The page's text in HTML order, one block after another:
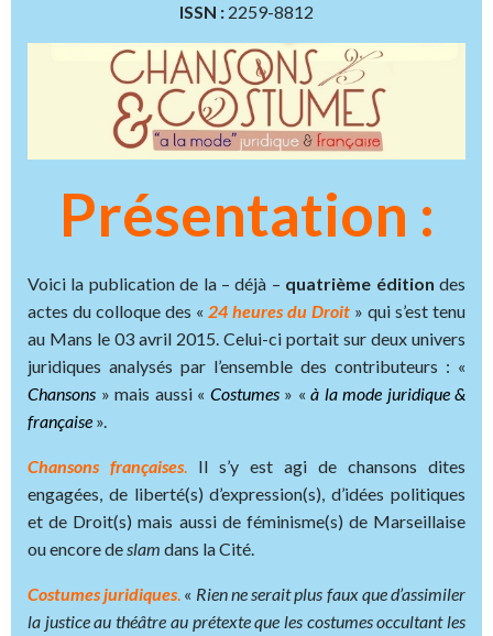
ISSN : 2259-8812
Présentation :
Voici la publication de la – déjà – quatrième édition des
actes du colloque des « 24 heures du Droit » qui s’est tenu
au Mans le 03 avril 2015. Celui-ci portait sur deux univers
juridiques analysés par l’ensemble des contributeurs : «
Chansons » mais aussi « Costumes» « à la mode juridique &
française ».
Chansons françaises
Il s’y est agi de chansons dites
engagées, de liberté(s) d’expression(s), d’idées politiques
et de Droit(s) mais aussi de féminisme(s) de Marseillaise
ou encore de slam dans la Cité.
Costumes juridiques « Rien ne serait plus faux que d’assimiler
la justice au théâtre au prétexte que les costumes occultant les